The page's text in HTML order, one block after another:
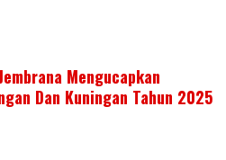
Mengucapkan
Dan Kuningan Tahun 2025